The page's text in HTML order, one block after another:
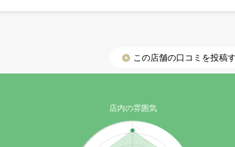
この店舗の口コミを投稿
店内の雰囲気